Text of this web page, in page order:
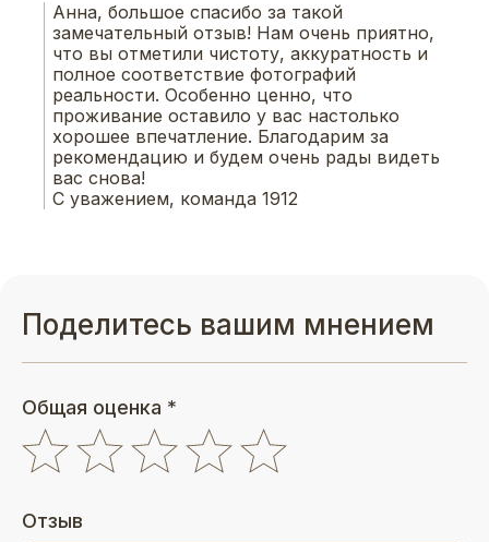
Анна, большое спасибо за такой
замечательный отзыв! Нам очень приятно,
что вы отметили чистоту, аккуратность и
полное соответствие фотографий
реальности. Особенно ценно, что
проживание оставило у вас настолько
хорошее впечатление. Благодарим за
рекомендацию и будем очень рады видеть
вас снова!
С уважением, команда 1912
Поделитесь вашим мнением
Общая оценка *
Отзыв